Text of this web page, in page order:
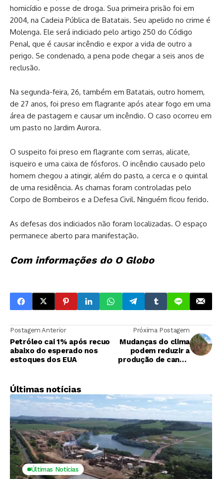
homicídio e posse de droga. Sua primeira prisão foi em
2004, na Cadeia Pública de Batatais. Seu apelido no crime é
Molenga. Ele será indiciado pelo artigo 250 do Código
Penal, que é causar incêndio e expor a vida de outro a
perigo. Se condenado, a pena pode chegar a seis anos de
reclusão.
Na segunda-feira, 26, também em Batatais, outro homem,
de 27 anos, foi preso em flagrante após atear fogo em uma
área de pastagem e causar um incêndio. O caso ocorreu em
um pasto no Jardim Aurora.
O suspeito foi preso em flagrante com serras, alicate,
isqueiro e uma caixa de fósforos. O incêndio causado pelo
homem chegou a atingir, além do pasto, a cerca e o quintal
de uma residência. As chamas foram controladas pelo
Corpo de Bombeiros e a Defesa Civil. Ninguém ficou ferido.
As defesas dos indiciados não foram localizadas. O espaço
permanece aberto para manifestação.
Com informações do O Globo
Postagem Anterior
Petróleo cai 1% após recuo
abaixo do esperado nos
estoques dos EUA
Próxima Postagem
Mudanças do clima
podem reduzir a
produção de cana e
Últimas notícias
Últimas Notícias